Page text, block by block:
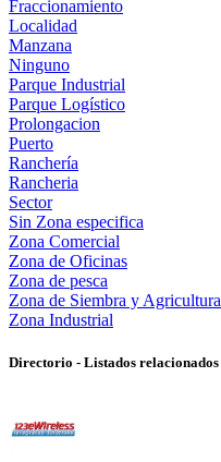
Fraccionamiento
Localidad
Manzana
Ninguno
Parque Industrial
Parque Logístico
Prolongacion
Puerto
Ranchería
Rancheria
Sector
Sin Zona especifica
Zona Comercial
Zona de Oficinas
Zona de pesca
Zona de Siembra y Agricultura
Zona Industrial
Directorio - Listados relacionados